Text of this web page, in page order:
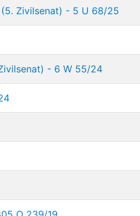
Zivilsenat) - 5 U 68/25
- 6 W 55/24